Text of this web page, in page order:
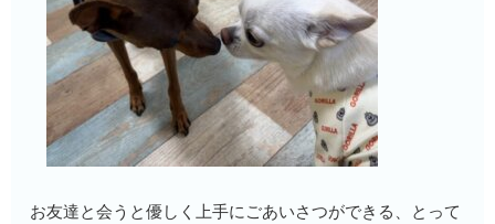
お友達と会うと優しく上手にごあいさつができる、とって